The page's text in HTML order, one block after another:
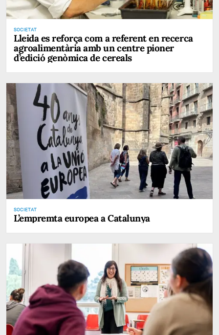
SOCIETAT
Lleida es reforça com a referent en recerca
agroalimentària amb un centre pioner
d’edició genòmica de cereals
SOCIETAT
L’empremta europea a Catalunya